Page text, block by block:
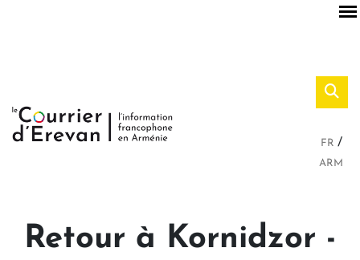
FR
ARM
Retour à Kornidzor -